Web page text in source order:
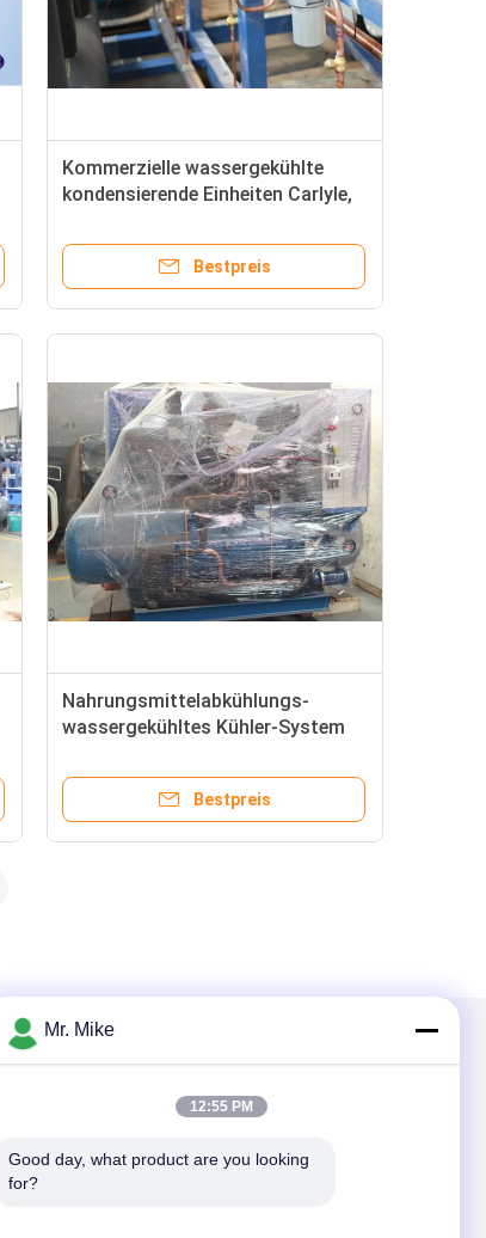
Kommerzielle wassergekühlte
kondensierende Einheiten Carlyle,
Bestpreis
Nahrungsmittelabkühlungs-
wassergekühltes Kühler-System
Bestpreis
Mr. Mike
12:55 PM
Good day, what product are you looking
for?